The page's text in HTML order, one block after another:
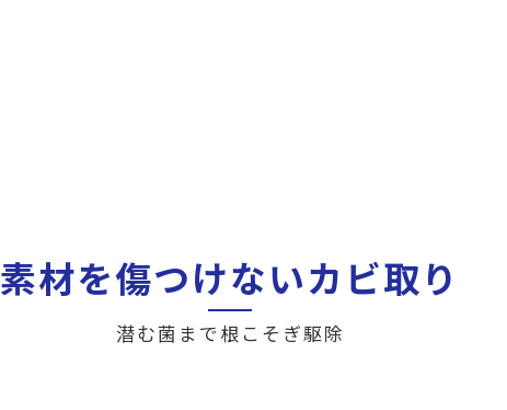
素材を傷つけないカビ取り
潜む菌まで根こそぎ駆除